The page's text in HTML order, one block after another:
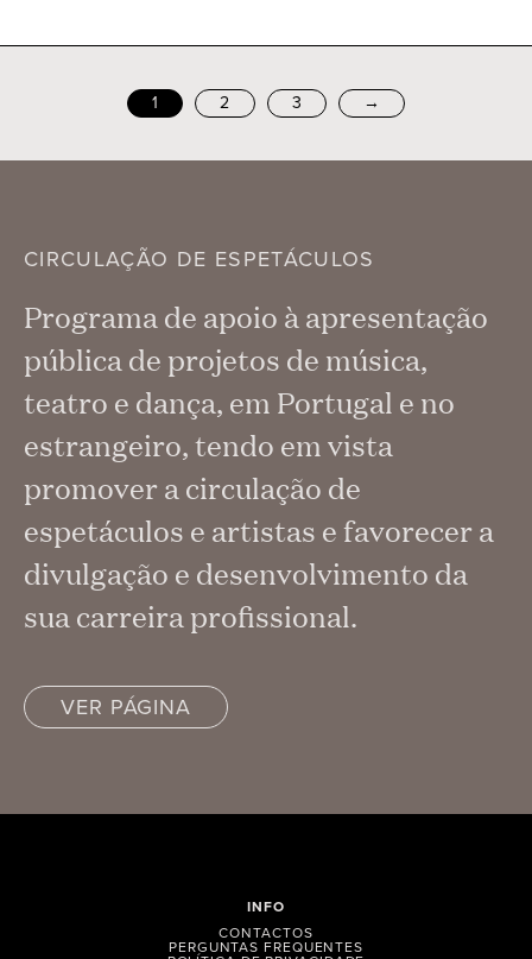
1 2 3 →
CIRCULAÇÃO DE ESPETÁCULOS
Programa de apoio à apresentação
pública de projetos de música,
teatro e dança, em Portugal e no
estrangeiro, tendo em vista
promover a circulação de
espetáculos e artistas e favorecer a
divulgação e desenvolvimento da
sua carreira profissional.
VER PÁGINA
INFO
CONTACTOS
PERGUNTAS FREQUENTES